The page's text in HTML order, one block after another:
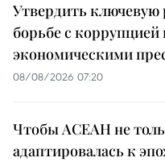
Утвердить ключевую
борьбе с коррупцией
экономическими
08/08/2026 07:20
Чтобы АСЕАН не
адаптировалась к